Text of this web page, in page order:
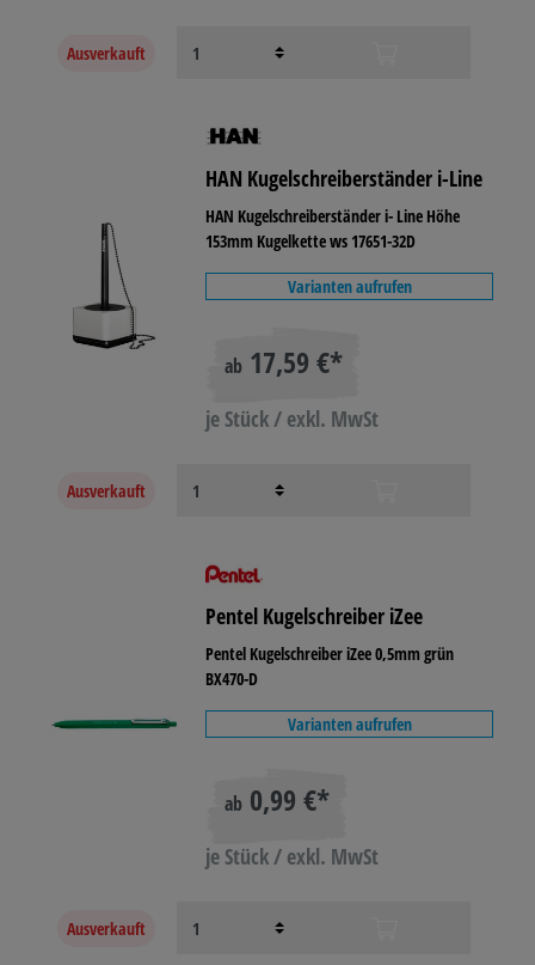
Ausverkauft
HAN Kugelschreiberständer i-Line
HAN Kugelschreiberständer i- Line Höhe
153mm Kugelkette ws 17651-32D
Varianten aufrufen
ab 17,59 €*
je Stück / exkl. MwSt
Ausverkauft
Pentel Kugelschreiber iZee
Pentel Kugelschreiber iZee 0,5mm grün
BX470-D
Varianten aufrufen
ab 0,99 €*
je Stück / exkl. MwSt
Ausverkauft